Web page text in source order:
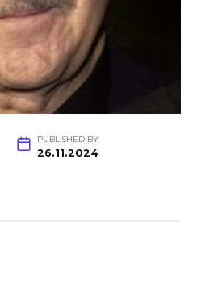
PUBLISHED BY
26.11.2024